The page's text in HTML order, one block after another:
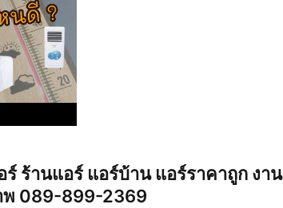
ร์ ร้านแอร์ แอร์บ้าน แอร์ราคาถูก งาน
089-899-2369